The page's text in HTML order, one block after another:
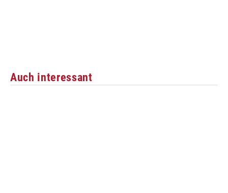
Auch interessant